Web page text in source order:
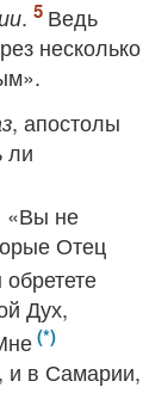
.
Ведь
несколько
, апостолы
ли
«Вы не
Отец
Дух,
и в Самарии,